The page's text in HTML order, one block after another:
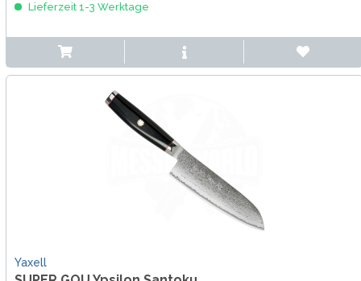
Lieferzeit 1-3 Werktage
Yaxell